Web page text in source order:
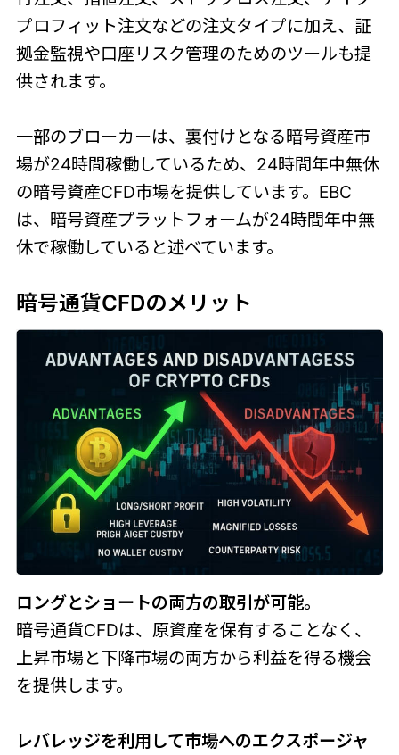
プロフィット注文などの注文タイプに加え、証
拠金監視や口座リスク管理のためのツールも提
供されます。
一部のブローカーは、裏付けとなる暗号資産市
場が24時間稼働しているため、24時間年中無休
の暗号資産CFD市場を提供しています。EBC
は、暗号資産プラットフォームが24時間年中無
休で稼働していると述べています。
暗号通貨CFDのメリット
ロングとショートの両方の取引が可能。
暗号通貨CFDは、原資産を保有することなく、
上昇市場と下降市場の両方から利益を得る機会
を提供します。
レバレッジを利用して市場へのエクスポージャ